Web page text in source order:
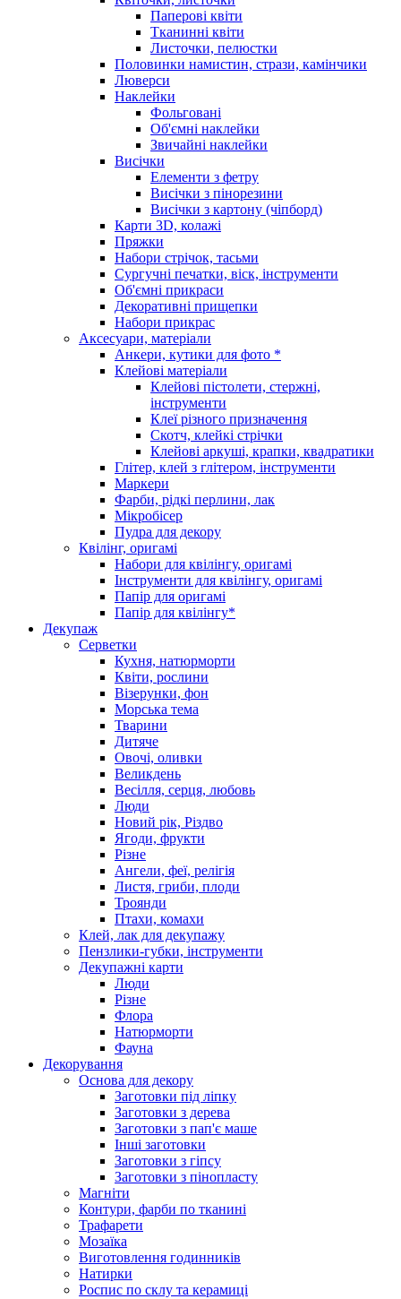
Паперові квіти
Тканинні квіти
Листочки, пелюстки
Половинки намистин, стрази, камінчики
Люверси
Наклейки
Фольговані
Об'ємні наклейки
Звичайні наклейки
Висічки
Елементи з фетру
Висічки з пінорезини
Висічки з картону (чіпборд)
Карти 3D, колажі
Пряжки
Набори стрічок, тасьми
Сургучні печатки, віск, інструменти
Об'ємні прикраси
Декоративні прищепки
Набори прикрас
Аксесуари, матеріали
Анкери, кутики для фото *
Клейові матеріали
Клейові пістолети, стержні,
інструменти
Клеї різного призначення
Скотч, клейкі стрічки
Клейові аркуші, крапки, квадратики
Глітер, клей з глітером, інструменти
Маркери
Фарби, рідкі перлини, лак
Мікробісер
Пудра для декору
Квілінг, оригамі
Набори для квілінгу, оригамі
Інструменти для квілінгу, оригамі
Папір для оригамі
Папір для квілінгу*
Декупаж
Серветки
Кухня, натюрморти
Квіти, рослини
Візерунки, фон
Морська тема
Тварини
Дитяче
Овочі, оливки
Великдень
Весілля, серця, любовь
Люди
Новий рік, Різдво
Ягоди, фрукти
Різне
Ангели, феї, релігія
Листя, гриби, плоди
Троянди
Птахи, комахи
Клей, лак для декупажу
Пензлики-губки, інструменти
Декупажні карти
Люди
Різне
Флора
Натюрморти
Фауна
Декорування
Основа для декору
Заготовки під ліпку
Заготовки з дерева
Заготовки з пап'є маше
Інші заготовки
Заготовки з гіпсу
Заготовки з пінопласту
Магніти
Контури, фарби по тканині
Трафарети
Мозаїка
Виготовлення годинників
Натирки
Роспис по склу та керамиці